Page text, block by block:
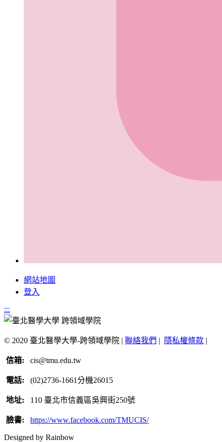
網站地圖
登入
:::
© 2020 臺北醫學大學-跨領域學院 | 聯絡我們 | 隱私權條款 |
信箱: cis@tmu.edu.tw
電話: (02)2736-1661分機26015
地址: 110 臺北市信義區吳興街250號
臉書: https://www.facebook.com/TMUCIS/
Designed by Rainbow